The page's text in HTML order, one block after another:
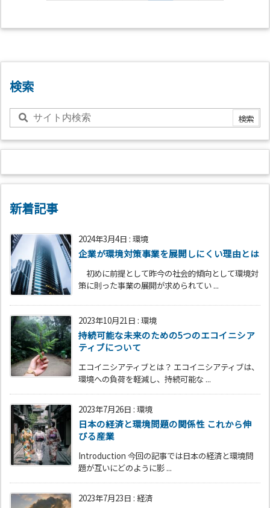
検索
新着記事
2024年3月4日 : 環境
企業が環境対策事業を展開しにくい理由とは
初めに前提として昨今の社会的傾向として環境対
策に則った事業の展開が求められてい ...
2023年10月21日 : 環境
持続可能な未来のための5つのエコイニシア
ティブについて
エコイニシアティブとは？ エコイニシアティブは、
環境への負荷を軽減し、持続可能な ...
2023年7月26日 : 環境
日本の経済と環境問題の関係性 これから伸
びる産業
Introduction 今回の記事では日本の経済と環境問
題が互いにどのように影 ...
2023年7月23日 : 経済